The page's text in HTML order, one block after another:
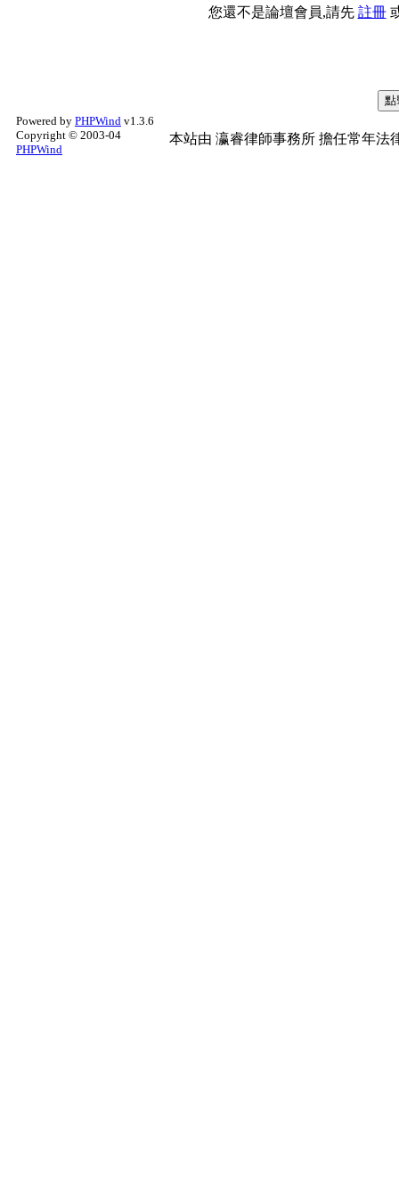
您還不是論壇會員,請先 註冊
Powered by PHPWind v1.3.6
Copyright © 2003-04
PHPWind
本站由 瀛睿律師事務所 擔任常年法